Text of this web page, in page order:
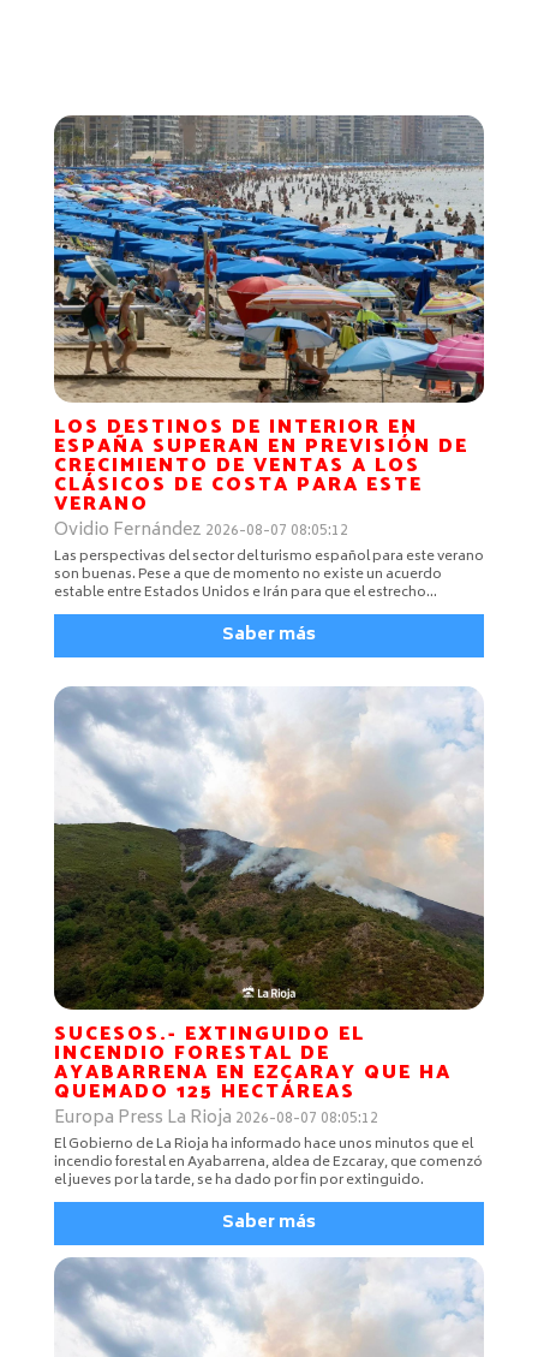
LOS DESTINOS DE INTERIOR EN
ESPAÑA SUPERAN EN PREVISIÓN DE
CRECIMIENTO DE VENTAS A LOS
CLÁSICOS DE COSTA PARA ESTE
VERANO
Ovidio Fernández 2026-08-07 08:05:12
Las perspectivas del sector del turismo español para este verano
son buenas. Pese a que de momento no existe un acuerdo
estable entre Estados Unidos e Irán para que el estrecho...
Saber más
SUCESOS.- EXTINGUIDO EL
INCENDIO FORESTAL DE
AYABARRENA EN EZCARAY QUE HA
QUEMADO 125 HECTÁREAS
Europa Press La Rioja 2026-08-07 08:05:12
El Gobierno de La Rioja ha informado hace unos minutos que el
incendio forestal en Ayabarrena, aldea de Ezcaray, que comenzó
el jueves por la tarde, se ha dado por fin por extinguido.
Saber más